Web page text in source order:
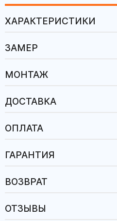
ХАРАКТЕРИСТИКИ
ЗАМЕР
МОНТАЖ
ДОСТАВКА
ОПЛАТА
ГАРАНТИЯ
ВОЗВРАТ
ОТЗЫВЫ